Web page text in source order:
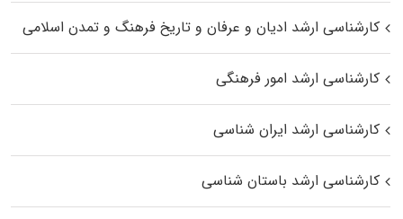
کارشناسی ارشد ادیان و عرفان و تاریخ فرهنگ و تمدن اسلامی
کارشناسی ارشد امور فرهنگی
کارشناسی ارشد ایران شناسی
کارشناسی ارشد باستان شناسی